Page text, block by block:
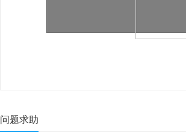
问题求助